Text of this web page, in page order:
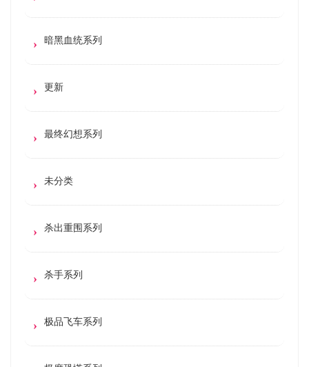
暗黑血统系列
更新
最终幻想系列
未分类
杀出重围系列
杀手系列
极品飞车系列